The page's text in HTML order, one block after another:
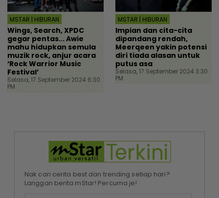
MSTAR | HIBURAN
Wings, Search, XPDC
gegar pentas... Awie
mahu hidupkan semula
muzik rock, anjur acara
‘Rock Warrior Music
Festival’
Selasa, 17 September 2024 6:30
PM
MSTAR | HIBURAN
Impian dan cita-cita
dipandang rendah,
Meerqeen yakin potensi
diri tiada alasan untuk
putus asa
Selasa, 17 September 2024 3:30
PM
Nak cari cerita best dan trending setiap hari?
Langgan berita mStar! Percuma je!